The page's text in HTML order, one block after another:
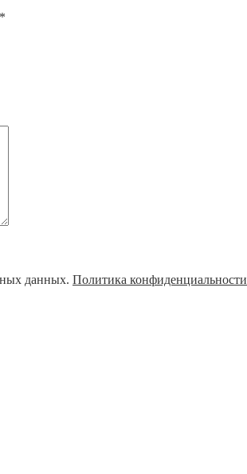
*
данных. Политика конфиденциальности